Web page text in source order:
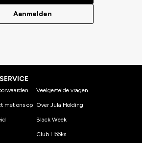
Aanmelden
met ons op
Veelgestelde vragen
Over Jula Holding
Black Week
Club Hööks